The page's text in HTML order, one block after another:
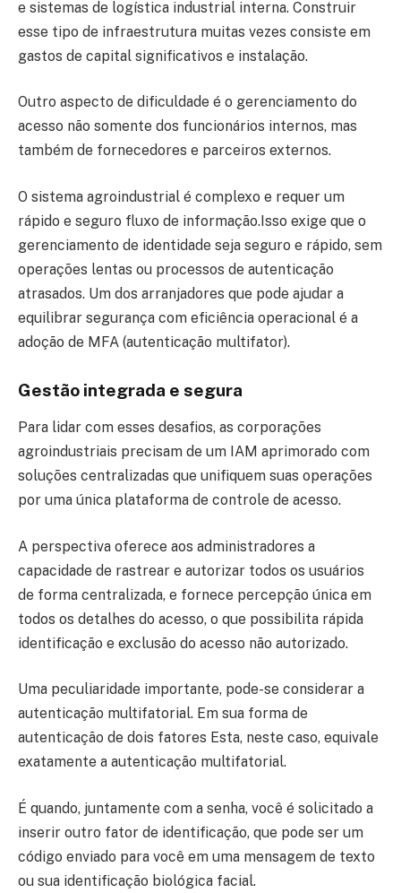
e sistemas de logística industrial interna. Construir
esse tipo de infraestrutura muitas vezes consiste em
gastos de capital significativos e instalação.
Outro aspecto de dificuldade é o gerenciamento do
acesso não somente dos funcionários internos, mas
também de fornecedores e parceiros externos.
O sistema agroindustrial é complexo e requer um
rápido e seguro fluxo de informação.Isso exige que o
gerenciamento de identidade seja seguro e rápido, sem
operações lentas ou processos de autenticação
atrasados. Um dos arranjadores que pode ajudar a
equilibrar segurança com eficiência operacional é a
adoção de MFA (autenticação multifator).
Gestão integrada e segura
Para lidar com esses desafios, as corporações
agroindustriais precisam de um IAM aprimorado com
soluções centralizadas que unifiquem suas operações
por uma única plataforma de controle de acesso.
A perspectiva oferece aos administradores a
capacidade de rastrear e autorizar todos os usuários
de forma centralizada, e fornece percepção única em
todos os detalhes do acesso, o que possibilita rápida
identificação e exclusão do acesso não autorizado.
Uma peculiaridade importante, pode-se considerar a
autenticação multifatorial. Em sua forma de
autenticação de dois fatores Esta, neste caso, equivale
exatamente a autenticação multifatorial.
É quando, juntamente com a senha, você é solicitado a
inserir outro fator de identificação, que pode ser um
código enviado para você em uma mensagem de texto
ou sua identificação biológica facial.